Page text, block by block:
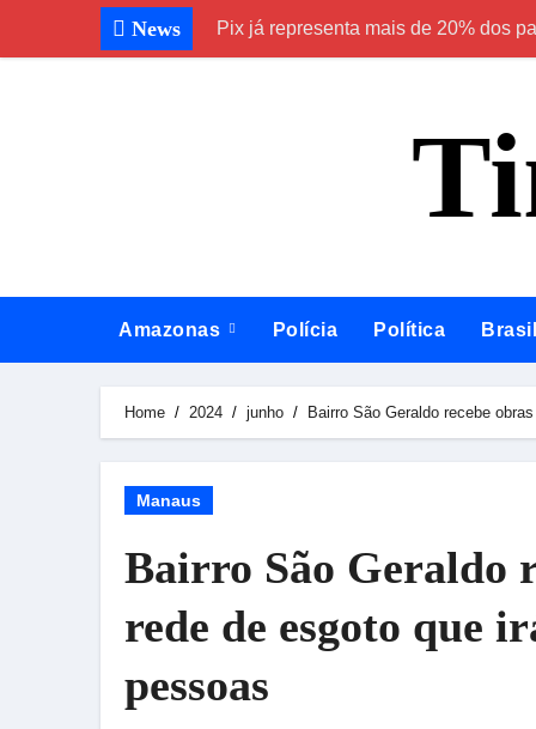
News Pix já representa mais de 20% dos
Amazonas Polícia Política Brasil
Home 2024 junho Bairro São Geraldo recebe
Manaus
Bairro São Geraldo
rede de esgoto que
pessoas